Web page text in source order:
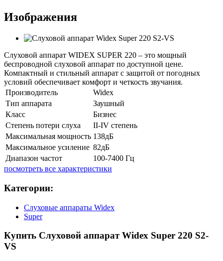
Изображения
Слуховой аппарат WIDEX SUPER 220 – это мощный
беспроводной слуховой аппарат по доступной цене.
Компактный и стильный аппарат с защитой от погодных
условий обеспечивает комфорт и четкость звучания.
Производитель
Widex
Тип аппарата
Заушный
Класс
Бизнес
Степень потери слуха
II-IV степень
Максимальная мощность 138дБ
Максимальное усиление 82дБ
Диапазон частот
100-7400 Гц
посмотреть все характеристики
Категории:
Слуховые аппараты Widex
Super
Купить Слуховой аппарат Widex Super 220 S2-
VS